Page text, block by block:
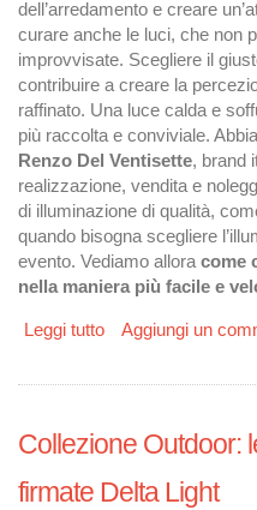
dell’arredamento e creare
curare anche le luci, che non
improvvisate. Scegliere il
contribuire a creare la
raffinato. Una luce calda e
più raccolta e conviviale.
Renzo Del Ventisette, brand
realizzazione, vendita e
di illuminazione di qualità,
quando bisogna scegliere
evento. Vediamo alloracome
nella maniera più facile e
Leggi tutto su L'importanza
Aggiungi un
Collezione Outdoor:
firmate Delta Light